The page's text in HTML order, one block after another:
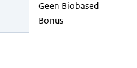
Geen Biobased
Bonus